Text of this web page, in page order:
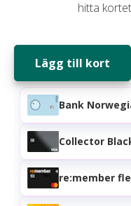
hitta
Lägg till kort
Bank
Collector
re:member